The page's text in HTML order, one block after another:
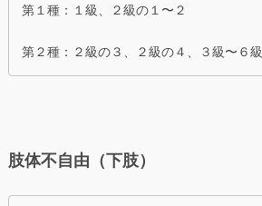
第１種：１級、２級の１〜２
第２種：２級の３、２級の４、３級〜６級
肢体不自由（下肢）